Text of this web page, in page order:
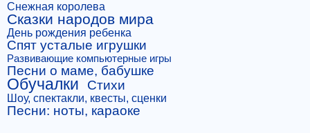
Снежная королева
Сказки народов мира
День рождения ребенка
Спят усталые игрушки
Развивающие компьютерные игры
Песни о маме, бабушке
Обучалки Стихи
Шоу, спектакли, квесты, сценки
Песни: ноты, караоке